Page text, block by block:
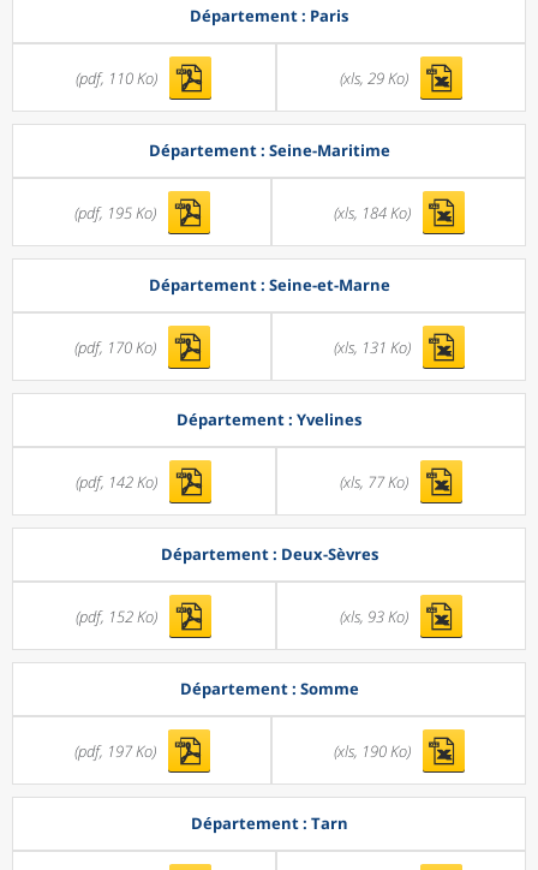
Département : Paris
(pdf, 110 Ko) (xls, 29 Ko)
Département : Seine-Maritime
(pdf, 195 Ko) (xls, 184 Ko)
Département : Seine-et-Marne
(pdf, 170 Ko) (xls, 131 Ko)
Département : Yvelines
(pdf, 142 Ko) (xls, 77 Ko)
Département : Deux-Sèvres
(pdf, 152 Ko) (xls, 93 Ko)
Département : Somme
(pdf, 197 Ko) (xls, 190 Ko)
Département : Tarn